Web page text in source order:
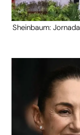
Sheinbaum: